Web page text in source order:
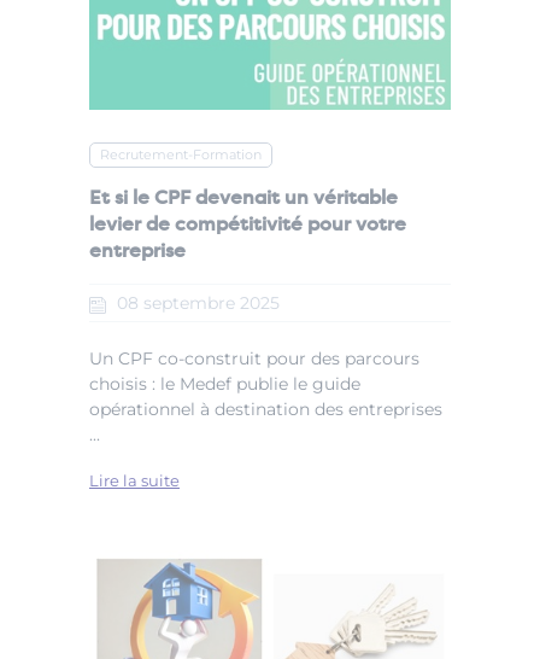
Recrutement-Formation
Et si le CPF devenait un véritable
levier de compétitivité pour votre
entreprise
08 septembre 2025
Un CPF co-construit pour des parcours
choisis : le Medef publie le guide
opérationnel à destination des entreprises
...
Lire la suite